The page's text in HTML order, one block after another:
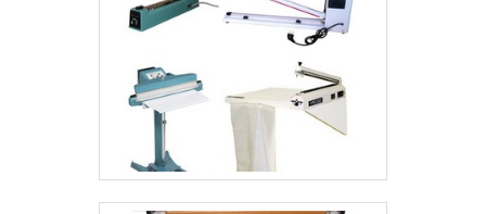
proativos e profissionais com vasta experiência na área
de atuação, fecham todo o ciclo de entrega com
excelência para toda a carteira de clientes..